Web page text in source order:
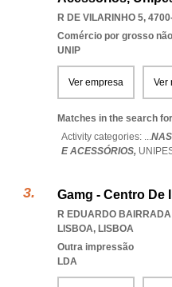
R DE VILARINHO 5,
Comércio por grosso
UNIP
Ver empresa Ver
Matches in the search
Activity categories: ...
E ACESSÓRIOS,
Gamg - Centro De
R EDUARDO
LISBOA, LISBOA
Outra impressão
LDA